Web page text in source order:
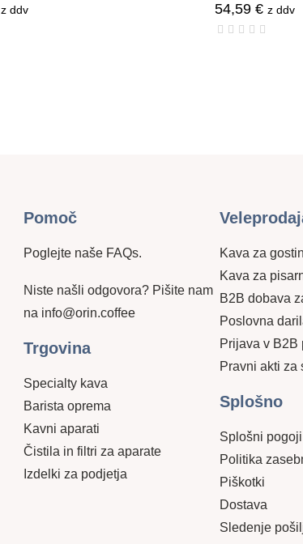
z ddv
54,59 € z ddv
Pomoč
Poglejte naše FAQs.
Niste našli odgovora? Pišite nam
na info@orin.coffee
Trgovina
Specialty kava
Barista oprema
Kavni aparati
Čistila in filtri za aparate
Izdelki za podjetja
Kava za
Kava za
B2B dobava
Poslovna
Prijava v B2B
Pravni akti za
Splošno
Splošni
Politika
Piškotki
Dostava
Sledenje